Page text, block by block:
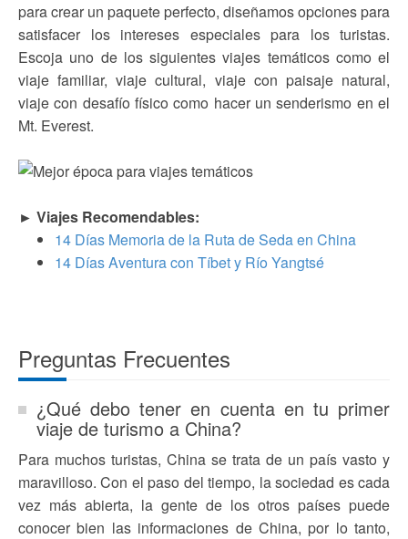
para crear un paquete perfecto, diseñamos opciones para
satisfacer los intereses especiales para los turistas.
Escoja uno de los siguientes viajes temáticos como el
viaje familiar, viaje cultural, viaje con paisaje natural,
viaje con desafío físico como hacer un senderismo en el
Mt. Everest.
► Viajes Recomendables:
14 Días Memoria de la Ruta de Seda en China
14 Días Aventura con Tíbet y Río Yangtsé
Preguntas Frecuentes
¿Qué debo tener en cuenta en tu primer
viaje de turismo a China?
Para muchos turistas, China se trata de un país vasto y
maravilloso. Con el paso del tiempo, la sociedad es cada
vez más abierta, la gente de los otros países puede
conocer bien las informaciones de China, por lo tanto,